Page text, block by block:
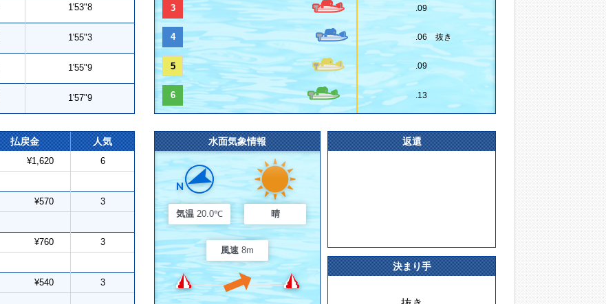
1'53"8
1'55"3
1'55"9
1'57"9
3 .09
4 .06 抜き
5 .09
6 .13
払戻金 人気
¥1,620 6
¥570 3
¥760 3
¥540 3
水面気象情報
気温 20.0℃ 晴
風速 8m
返還
決まり手